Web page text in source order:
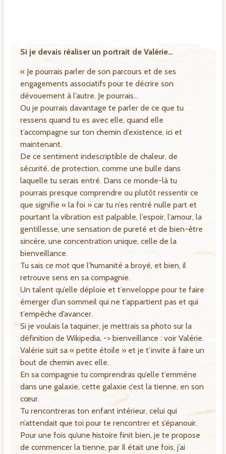
Si je devais réaliser un portrait de Valérie…
« Je pourrais parler de son parcours et de ses
engagements associatifs pour te décrire son
dévouement à l’autre. Je pourrais…
Ou je pourrais davantage te parler de ce que tu
ressens quand tu es avec elle, quand elle
t’accompagne sur ton chemin d’existence, ici et
maintenant.
De ce sentiment indescriptible de chaleur, de
sécurité, de protection, comme une bulle dans
laquelle tu serais entré. Dans ce monde-là tu
pourrais presque comprendre ou plutôt ressentir ce
que signifie « la foi » car tu n’es rentré nulle part et
pourtant la vibration est palpable, l’espoir, l’amour, la
gentillesse, une sensation de pureté et de bien-être
sincère, une concentration unique, celle de la
bienveillance.
Tu sais ce mot que l’humanité a broyé, et bien, il
retrouve sens en sa compagnie.
Un talent qu’elle déploie et t’enveloppe pour te faire
émerger d’un sommeil qui ne t’appartient pas et qui
t’empêche d’avancer.
Si je voulais la taquiner, je mettrais sa photo sur la
définition de Wikipedia, -> bienveillance : voir Valérie.
Valérie suit sa « petite étoile » et je t’invite à faire un
bout de chemin avec elle.
En sa compagnie tu comprendras qu’elle t’emmène
dans une galaxie, cette galaxie c’est la tienne, en son
cœur.
Tu rencontreras ton enfant intérieur, celui qui
n’attendait que toi pour te rencontrer et s’épanouir.
Pour une fois qu’une histoire finit bien, je te propose
de commencer la tienne, par Il était une fois, j’ai